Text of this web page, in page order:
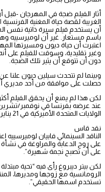
أثار الفيلم ضجة في المهرجان -
الغريبة لقصة حياة المغنية
أن يستخدم فيلم سيرة ذاتية نفس
باسم مستعار. غير أن لوميرسييه
اعتبرت أن حياة ديون ومسيرتها
وغير تقليدية، وسوقت للفيلم على
دون أن تتوقع أن يثير تلك الضجة.
وبينما لم تتحدث سيلين ديون علنا عن
حصلت على موافقة من أحد مديري
عند عرضه بفرنسا في نوفمبر/
الولايات المتحدة الأميركية في 21 يناير/كانون الثاني القادم.
نقد قاس
الناقد السينمائي فابيان
على روح الدعابة والمراوغة في
على أن تصبح نجمة شهيرة”.
لكن بيتر ديبروغ رأى فيه “تحية
الرومانسية مع زوجها ومديرها،
تستخدم اسمها الحقيقي”.